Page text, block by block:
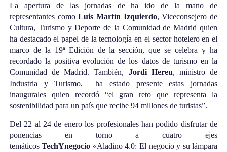
La apertura de las jornadas de ha ido de la mano de
representantes comoLuis Martín Izquierdo, Viceconsejero de
Cultura, Turismo y Deporte de la Comunidad de Madrid quien
ha destacado el papel de la tecnología en el sector hotelero en el
marco de la 19ª Edición de la sección, que se celebra y ha
recordado la positiva evolución de los datos de turismo en la
Comunidad de Madrid. También, Jordi Hereu, ministro de
Industria y Turismo, ha estado presente estas jornadas
inaugurales quien recordó “el gran reto que representa la
sostenibilidad para un país que recibe 94 millones de turistas”.
Del 22 al 24 de enero los profesionales han podido disfrutar de
ponencias en torno a cuatro ejes
temáticosTechYnegocio «Aladino 4.0: El negocio y su lámpara